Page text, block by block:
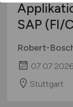
SAP (FI/
Robert-
07.07.2026
Stuttgart